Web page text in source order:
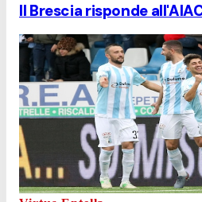
Il Brescia risponde